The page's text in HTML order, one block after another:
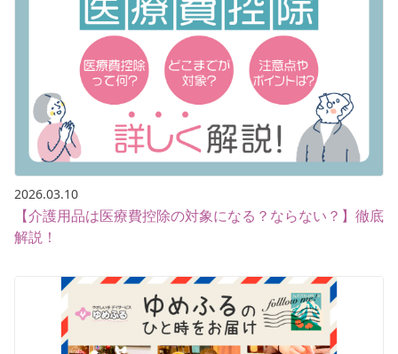
2026.03.10
【介護用品は医療費控除の対象になる？ならない？】徹底
解説！